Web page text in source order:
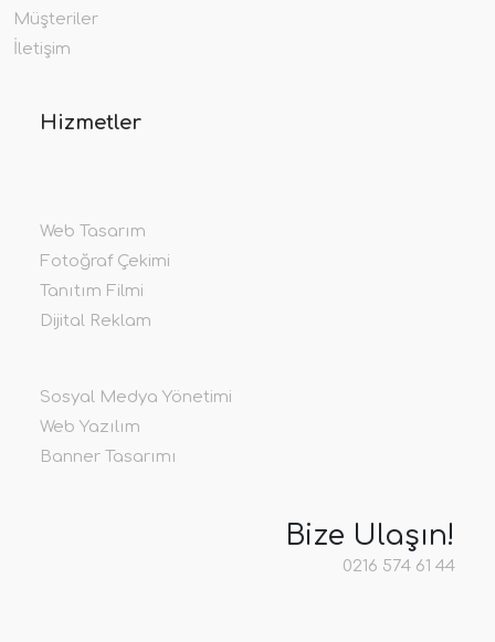
Müşteriler
İletişim
Hizmetler
Web Tasarım
Fotoğraf Çekimi
Tanıtım Filmi
Dijital Reklam
Sosyal Medya Yönetimi
Web Yazılım
Banner Tasarımı
Bize Ulaşın!
0216 574 61 44